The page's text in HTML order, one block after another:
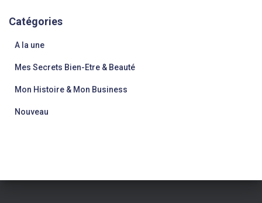
Catégories
A la une
Mes Secrets Bien-Etre & Beauté
Mon Histoire & Mon Business
Nouveau